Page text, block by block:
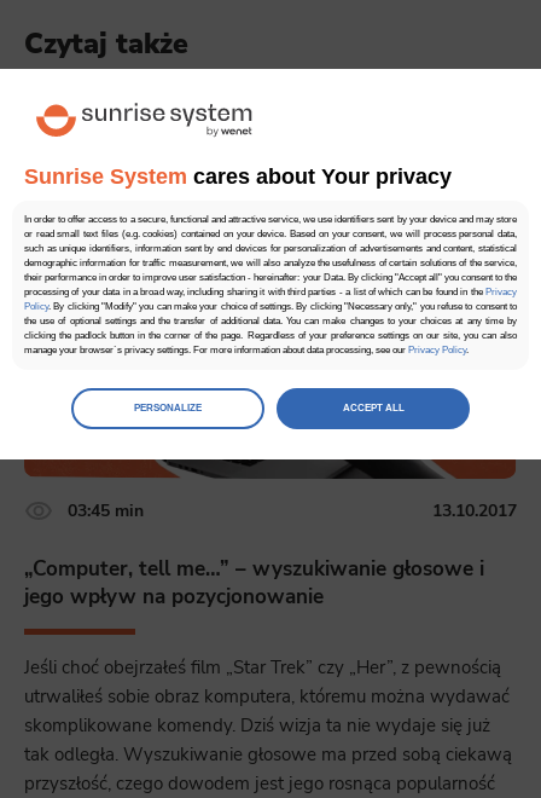
Sunrise System cares about Your privacy
In order to offer access to a secure, functional and attractive service, we use identifiers sent by your device and may store
or read small text files (e.g. cookies) contained on your device. Based on your consent, we will process personal data,
such as unique identifiers, information sent by end devices for personalization of advertisements and content, statistical
demographic information for traffic measurement, we will also analyze the usefulness of certain solutions of the service,
their performance in order to improve user satisfaction - hereinafter: your Data. By clicking "Accept all" you consent to the
processing of your data in a broad way, including sharing it with third parties - a list of which can be found in the Privacy
Policy. By clicking "Modify" you can make your choice of settings. By clicking "Necessary only," you refuse to consent to
the use of optional settings and the transfer of additional data. You can make changes to your choices at any time by
clicking the padlock button in the corner of the page. Regardless of your preference settings on our site, you can also
manage your browser`s privacy settings. For more information about data processing, see our Privacy Policy.
Managepreferences
Select the consents of your choice
Necessary
Necessary scripts and data stored on the end device contribute to the security and usability of the website by enabling
Functionality
example, we may use functional cookies to remember your language preferences or to remember your login information,
Analytics
Scripts and data used to collect information to analyze site traffic and how users use the site, how they came to the
site, and to create aggregate demographic statistics about users. Analytical cookies and similar technologies allow us
to measure the effectiveness of actions taken and content presented.
PERSONALIZE ACCEPT ALL
Czytaj także
5.00
03:45 min 13.10.2017
„Computer, tell me…” – wyszukiwanie głosowe i
jego wpływ na pozycjonowanie
Jeśli choć obejrzałeś film „Star Trek” czy „Her”, z pewnością
utrwaliłeś sobie obraz komputera, któremu można wydawać
skomplikowane komendy. Dziś wizja ta nie wydaje się już
tak odległa. Wyszukiwanie głosowe ma przed sobą ciekawą
przyszłość, czego dowodem jest jego rosnąca popularność